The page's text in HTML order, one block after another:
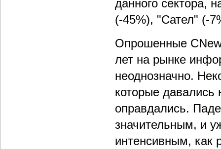
данного сектора,
(-45%), "Сател" (-
Опрошенные
лет на рынке
неоднозначно.
которые
оправдались.
значительным, и
интенсивным, как